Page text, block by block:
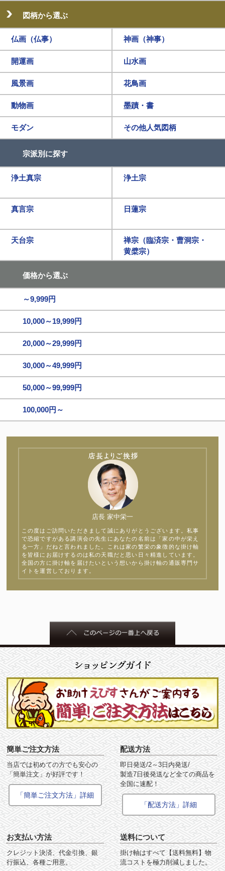
図柄から選ぶ
仏画（仏事） 神画（神事）
開運画 山水画
風景画 花鳥画
動物画 墨蹟・書
モダン その他人気図柄
宗派別に探す
浄土真宗 浄土宗
真言宗 日蓮宗
天台宗
禅宗（臨済宗・曹洞宗・
黄檗宗）
価格から選ぶ
～9,999円
10,000～19,999円
20,000～29,999円
30,000～49,999円
50,000～99,999円
100,000円～
店長 家中栄一
この度はご訪問いただきまして誠にありがとうございます。私事
で恐縮ですがある講演会の先生にあなたの名前は「家の中が栄え
る一方」だねと言われました。これは家の繁栄の象徴的な掛け軸
を皆様にお届けするのは私の天職だと思い日々精進しています。
全国の方に掛け軸を届けたいという想いから掛け軸の通販専門サ
イトを運営しております。
簡単ご注文方法
当店では初めての方でも安心の
「簡単注文」が好評です！
「簡単ご注文方法」詳細
配送方法
即日発送/2～3日内発送/
製造7日後発送など全ての商品を
全国に速配！
「配送方法」詳細
お支払い方法
クレジット決済、代金引換、銀
行振込、各種ご用意。
送料について
掛け軸はすべて【送料無料】物
流コストを極力削減しました。